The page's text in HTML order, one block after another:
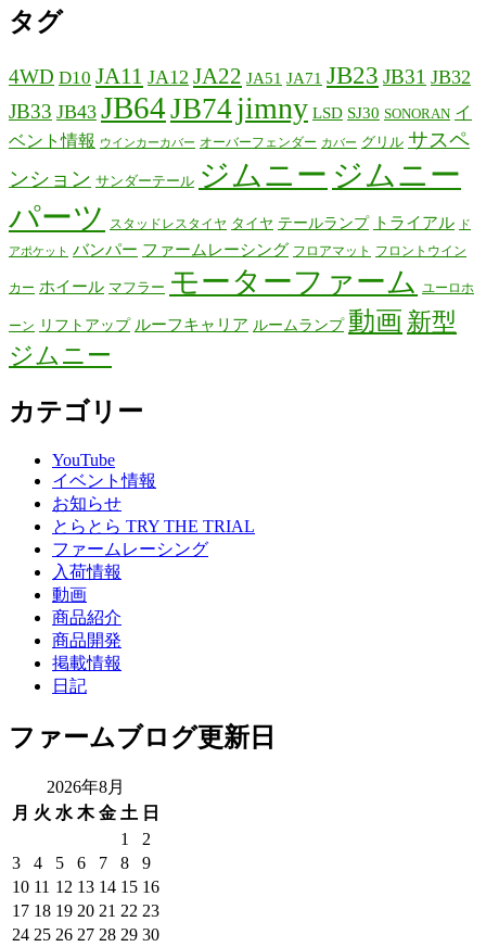
タグ
4WD D10 JA11 JA12 JA22 JA51 JA71 JB23 JB31 JB32
JB33 JB43 JB64JB74 jimny LSD SJ30 SONORAN イ
ベント情報
ウインカーカバー オーバーフェンダー カバー グリル サスペ
ンション サンダーテール ジムニー ジムニー
パーツ
スタッドレスタイヤ タイヤ テールランプ トライアル ド
アポケット バンパー ファームレーシング フロアマット フロントウイン
カー ホイール マフラー モーターファーム ユーロホ
ーン リフトアップ ルーフキャリア ルームランプ 動画 新型
ジムニー
カテゴリー
YouTube
イベント情報
お知らせ
とらとら TRY THE TRIAL
ファームレーシング
入荷情報
動画
商品紹介
商品開発
掲載情報
日記
ファームブログ更新日
2026年8月
月 火 水 木 金 土 日
1
2
3
4 5 6 7 8
9
10 11 12 13 14 15 16
17 18 19 20 21 22 23
24 25 26 27 28 29 30